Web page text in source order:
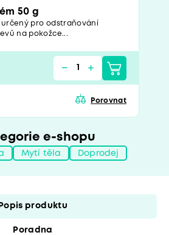
50 g
určený pro odstraňování
na pokožce...
Porovnat
e-shopu
Mytí těla Doprodej
Popis produktu
Poradna